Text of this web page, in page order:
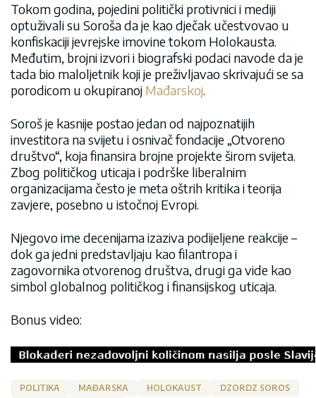
Tokom godina, pojedini politički protivnici i mediji
optuživali su Soroša da je kao dječak učestvovao u
konfiskaciji jevrejske imovine tokom Holokausta.
Međutim, brojni izvori i biografski podaci navode da je
tada bio maloljetnik koji je preživljavao skrivajući se sa
porodicom u okupiranoj Mađarskoj.
Soroš je kasnije postao jedan od najpoznatijih
investitora na svijetu i osnivač fondacije „Otvoreno
društvo“, koja finansira brojne projekte širom svijeta.
Zbog političkog uticaja i podrške liberalnim
organizacijama često je meta oštrih kritika i teorija
zavjere, posebno u istočnoj Evropi.
Njegovo ime decenijama izaziva podijeljene reakcije –
dok ga jedni predstavljaju kao filantropa i
zagovornika otvorenog društva, drugi ga vide kao
simbol globalnog političkog i finansijskog uticaja.
Bonus video:
POLITIKA MAĐARSKA HOLOKAUST
DZORDZ SOROS